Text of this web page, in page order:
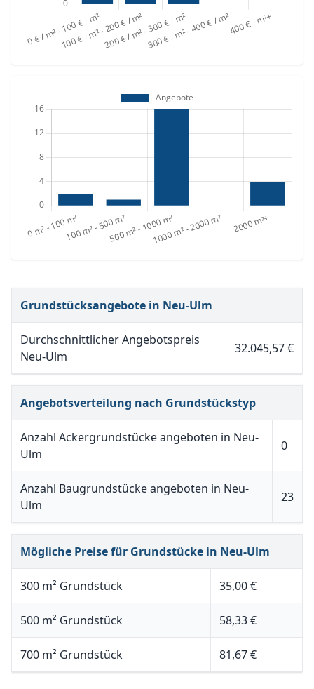
Grundstücksangebote in Neu-Ulm
Durchschnittlicher Angebotspreis
Neu-Ulm
32.045,57 €
Angebotsverteilung nach Grundstückstyp
Anzahl Ackergrundstücke angeboten in Neu-
Ulm
0
Anzahl Baugrundstücke angeboten in Neu-
Ulm
23
Mögliche Preise für Grundstücke in Neu-Ulm
300 m² Grundstück 35,00 €
500 m² Grundstück 58,33 €
700 m² Grundstück 81,67 €